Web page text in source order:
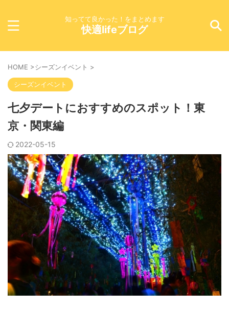
知ってて良かった！をまとめます
快適lifeブログ
HOME >シーズンイベント >
シーズンイベント
七夕デートにおすすめのスポット！東
京・関東編
2022-05-15